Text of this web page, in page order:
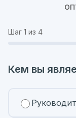
Шаг 1 из 4
Кем вы